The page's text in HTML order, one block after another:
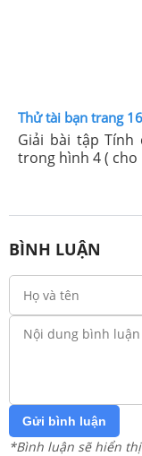
Thử tài bạn trang
Giải bài tập Tính
trong hình 4 ( cho
BÌNH LUẬN
Gửi bình luận
*Bình luận sẽ hiển